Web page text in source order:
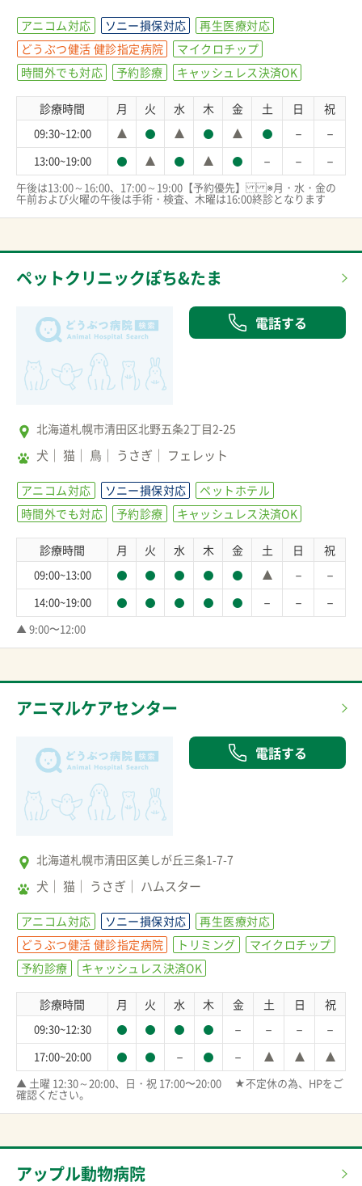
アニコム対応 ソニー損保対応
再生医療対応
どうぶつ健活 健診指定病院
マイクロチップ
時間外でも対応
予約診療 キャッシュレス決済OK
診療時間 月 火 水 木 金 土 日 祝
09:30~12:00 － －
13:00~19:00 － － －
午後は13:00～16:00、17:00～19:00【予約優先】※月・水・金の
午前および火曜の午後は手術・検査、木曜は16:00終診となります
ペットクリニックぽち&たま
電話する
北海道札幌市清田区北野五条2丁目2-25
犬 猫 鳥 うさぎ フェレット
アニコム対応 ソニー損保対応
ペットホテル
時間外でも対応
予約診療 キャッシュレス決済OK
診療時間 月 火 水 木 金 土 日 祝
09:00~13:00 － －
14:00~19:00 － － －
▲ 9:00〜12:00
アニマルケアセンター
電話する
北海道札幌市清田区美しが丘三条1-7-7
犬 猫 うさぎ ハムスター
アニコム対応 ソニー損保対応
再生医療対応
どうぶつ健活 健診指定病院
トリミング
マイクロチップ
予約診療
キャッシュレス決済OK
診療時間 月 火 水 木 金 土 日 祝
09:30~12:30 － － － －
17:00~20:00 － －
▲ 土曜 12:30～20:00、日・祝 17:00〜20:00　 ★不定休の為、HPをご
確認ください。
アップル動物病院